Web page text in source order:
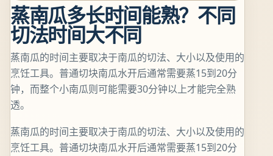
蒸南瓜多长时间能熟？不同
切法时间大不同
蒸南瓜的时间主要取决于南瓜的切法、大小以及使用的
烹饪工具。普通切块南瓜水开后通常需要蒸15到20分
钟，而整个小南瓜则可能需要30分钟以上才能完全熟
透。
蒸南瓜的时间主要取决于南瓜的切法、大小以及使用的
烹饪工具。普通切块南瓜水开后通常需要蒸15到20分